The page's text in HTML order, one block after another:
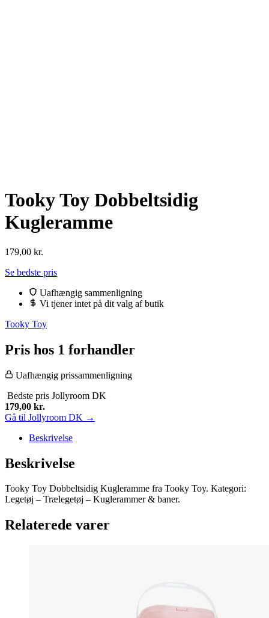
Tooky Toy Dobbeltsidig
Kugleramme
179,00 kr.
Se bedste pris
Uafhængig sammenligning
Vi tjener intet på dit valg af butik
Tooky Toy
Pris hos 1 forhandler
Uafhængig prissammenligning
Bedste pris Jollyroom DK
179,00 kr.
Gå til Jollyroom DK →
Beskrivelse
Beskrivelse
Tooky Toy Dobbeltsidig Kugleramme fra Tooky Toy. Kategori:
Legetøj – Trælegetøj – Kuglerammer & baner.
Relaterede varer